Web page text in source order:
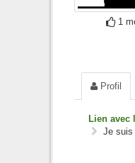
1
Profil
Lien avec
Je suis